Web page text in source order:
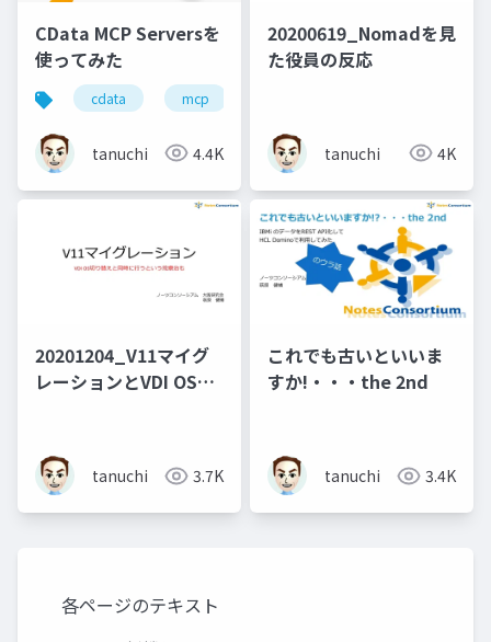
CData MCP Serversを
使ってみた
cdata mcp
tanuchi 4.4K
20200619_Nomadを見
た役員の反応
tanuchi 4K
20201204_V11マイグ
レーションとVDI OSの
tanuchi 3.7K
これでも古いといいま
すか!・・・the 2nd
tanuchi 3.4K
各ページのテキスト